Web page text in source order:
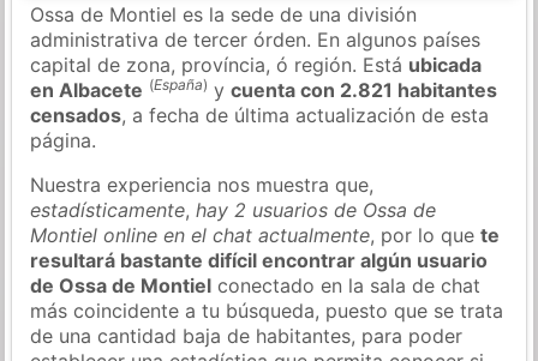
Ossa de Montiel es la sede de una división
administrativa de tercer órden. En algunos países
capital de zona, província, ó región. Está ubicada
en Albacete (España) ycuenta con 2.821 habitantes
censados, a fecha de última actualización de esta
página.
Nuestra experiencia nos muestra que,
estadísticamente,hay 2 usuarios de Ossa de
Montiel online en el chat actualmente, por lo quete
resultará bastante difícil encontrar algún usuario
de Ossa de Montiel conectado en la sala de chat
más coincidente a tu búsqueda, puesto que se trata
de una cantidad baja de habitantes, para poder